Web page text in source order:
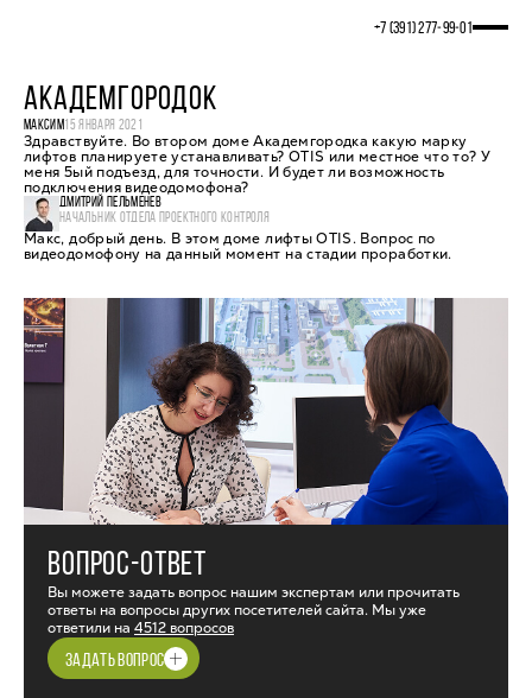
+7 (391) 277‒99‒01
АКАДЕМГОРОДОК
МАКСИМ15 ЯНВАРЯ 2021
Здравствуйте. Во втором доме Академгородка какую марку
лифтов планируете устанавливать? OTIS или местное что то? У
меня 5ый подъезд, для точности. И будет ли возможность
подключения видеодомофона?
ДМИТРИЙ ПЕЛЬМЕНЕВ
НАЧАЛЬНИК ОТДЕЛА ПРОЕКТНОГО КОНТРОЛЯ
Макс, добрый день. В этом доме лифты OTIS. Вопрос по
видеодомофону на данный момент на стадии проработки.
ВОПРОС-ОТВЕТ
Вы можете задать вопрос нашим экспертам или прочитать
ответы на вопросы других посетителей сайта. Мы уже
ответили на 4512 вопросов
ЗАДАТЬ ВОПРОС